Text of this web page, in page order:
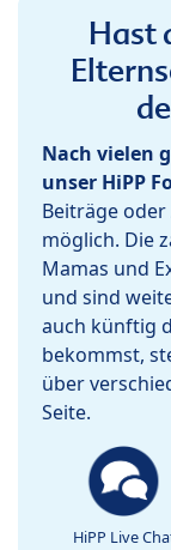
Hast
Nach vielen
unser HiPP
Beiträge
möglich. Die
Mamas und
und sind
auch künftig
bekommst,
über
Seite.
HiPP Live